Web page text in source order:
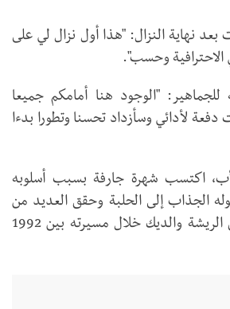
نهاية النزال: "هذا أول نزال لي على
الاحترافية وحسب".
"الوجود هنا أمامكم جميعا
لأدائي وسأزداد تحسنا وتطورا بدءا
اكتسب شهرة جارفة بسبب أسلوبه
الجذاب إلى الحلبة وحقق العديد من
الألقاب في فئتي وزن الريشة والديك خلال مسيرته بين 1992